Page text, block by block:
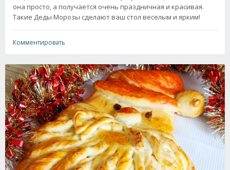
она просто, а получается очень праздничная и красивая.
Такие Деды Морозы сделают ваш стол веселым и ярким!
Комментировать